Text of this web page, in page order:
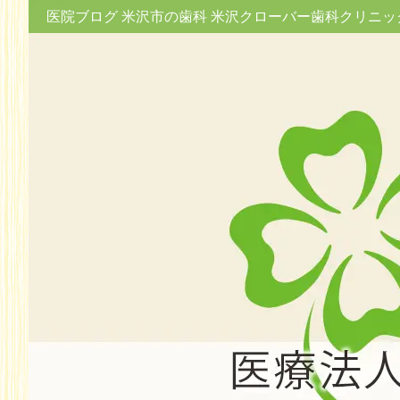
医院ブログ 米沢市の歯科 米沢クローバー歯科クリニッ